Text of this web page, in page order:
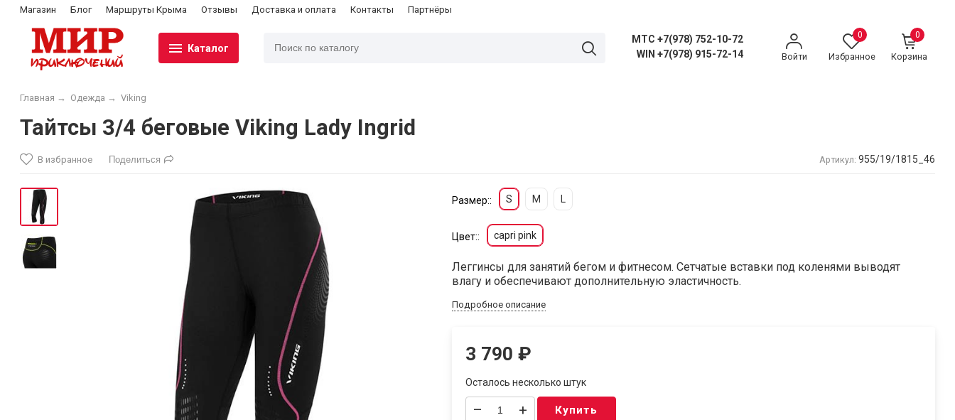
Магазин Блог Маршруты Крыма Отзывы Доставка и оплата Контакты Партнёры
Каталог
MTC +7(978) 752-10-72
WIN +7(978) 915-72-14
Войти
0
Избранное
0
Корзина
Главная → Одежда → Viking
Тайтсы 3/4 беговые Viking Lady Ingrid
В избранное Поделиться Артикул: 955/19/1815_46
Размер:: S M L
Цвет:: capri pink
Леггинсы для занятий бегом и фитнесом. Сетчатые вставки под коленями выводят
влагу и обеспечивают дополнительную эластичность.
Подробное описание
3 790₽
Осталось несколько штук
– + Купить